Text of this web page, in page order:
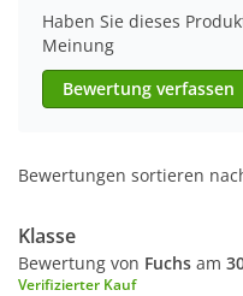
Haben Sie dieses
Meinung
Bewertung verfassen
Bewertungen sortieren
Klasse
Bewertung von Fuchs am
Verifizierter Kauf